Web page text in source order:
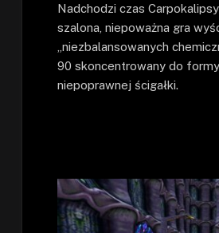
Nadchodzi czas
szalona, niepoważna gra
„niezbalansowanych
90 skoncentrowany do
niepoprawnej ścigałki.